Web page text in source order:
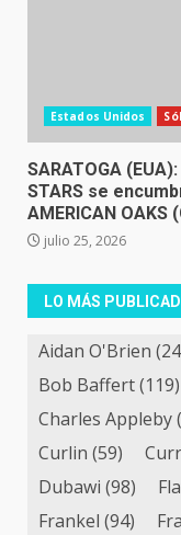
Estados Unidos
SARATOGA
STARS se
AMERICAN OAKS
julio 25, 2026
LO MÁS
Aidan O'Brien
Bob Baffert(119)
Charles Appleby
Curlin (59)
Dubawi (98)
Frankel (94)